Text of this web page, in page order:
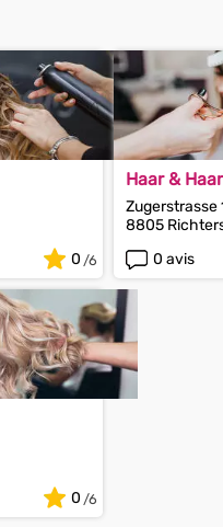
0
Haar & Haar
Zugerstrasse
8805
0 avis
0